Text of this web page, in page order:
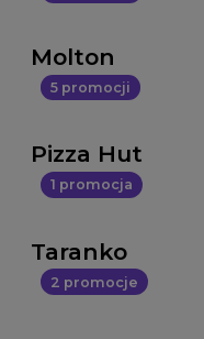
Molton
5 promocji
Pizza Hut
1 promocja
Taranko
2 promocje